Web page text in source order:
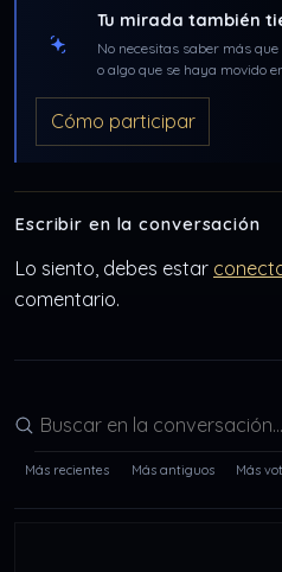
Tu mirada también
No necesitas saber más
o algo que se haya movido
Cómo participar
Escribir en la conversación
Lo siento, debes estar
comentario.
Buscar en la conversación
Más recientes Más antiguos Más